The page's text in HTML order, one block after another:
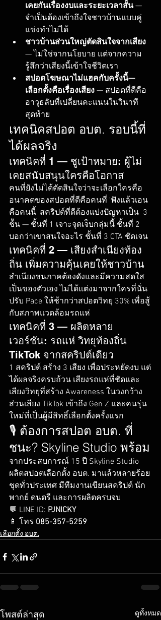
เคยกันเรื่องงบและระยะเวลาสั้น —
จำเป็นต้องเข้าถึงใจชาวบ้านแบบคู่
แข่งทำไม่ได้
ชาวบ้านส่วนใหญ่ตัดสินใจจากเสียง
— ไม่ใช่จากนโยบาย แต่จากความ
รู้สึกว่าเสียงนี้เข้าใจชีวิตเรา
สปอตโฆษณาไม่แฮคกับครั้งนี้—
เลือกตั้งคือเรื่องเสียง — สปอตที่ดีคือ
อาวุธลับที่เปลี่ยนคะแนนในวินาที
สุดท้าย
เทคนิคสปอต อบต. รอบนี้ที่
ได้ผลจริง
เทคนิคที่ 1 — ชูเป้าหมาย: ผู้ไม่
เคยสนับสนุนใครคือโอกาส
คนที่ยังไม่ได้ตัดสินใจว่าจะเลือกใครคือ
อนาคตของสปอตที่ดีคือคนที่ 'ฟังแล้วเอน
คือคนนี้' สคริปต์ที่ดีต้องแบ่งปัญหาเป็น  3
ช้ัน — ชั้นที่ 1 เจาะจุดเจ็บกลุ่มนี้ ชั้นที่ 2
บอกว่าเขาสนใจอะไร ชั้นที่ 3 CTA ชัดเจน
เทคนิคที่ 2 — เสียงสำเนียงท้อง
ถิ่น เพิ่มความคุ้นเคยให้ชาวบ้าน
สำเนียงชนภาคต้องดังและมีความสดใส
เป็นของตัวเอง ไม่ได้แต่งมาจากใครที่นั่น
ปรับ Pace ให้ช้ากว่าสปอตวิทยุ 30% เพื่อสู้
กับสภาพแวดล้อมรถแห่
เทคนิคที่ 3 — ผลิตหลาย
เวอร์ชัน: รถแห่ วิทยุท้องถิ่น
TikTok จากสคริปต์เดียว
1 สคริปต์ สร้าง 3 เสียง เพื่อประหยัดงบ แต่
ได้ผลจริงครบถ้วน เสียงรถแห่ที่ชัดและ
เสียงวิทยุที่สร้าง Awareness ในวงกว้าง
ส่วนเสียง TikTok เข้าถึง Gen Z และคนรุ่น
ใหม่ที่เป็นผู้มีสิทธิ์เลือกตั้งครั้งแรก
🎙️ ต้องการสปอต อบต. ที่
ชนะ? Skyline Studio พร้อม
จากประสบการณ์ 15 ปี Skyline Studio
ผลิตสปอตเลือกตั้ง อบต. มาแล้วหลายร้อย
ชุดทั่วประเทศ มีทีมงานเขียนสคริปต์ นัก
พากย์ ดนตรี และการผลิตครบจบ
💬 LINE ID: PJNICKY
📱 โทร 085-357-5259
เลือกตั้ง อบต.
โพสต์ล่าสุด ดูทั้งหมด